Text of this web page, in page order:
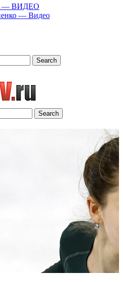
— ВИДЕО
— Видео
Search
Search